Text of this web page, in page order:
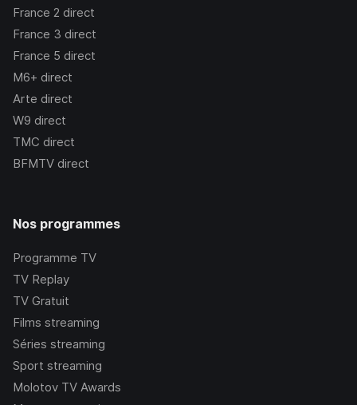
France 2 direct
France 3 direct
France 5 direct
M6+ direct
Arte direct
W9 direct
TMC direct
BFMTV direct
Nos programmes
Programme TV
TV Replay
TV Gratuit
Films streaming
Séries streaming
Sport streaming
Molotov TV Awards